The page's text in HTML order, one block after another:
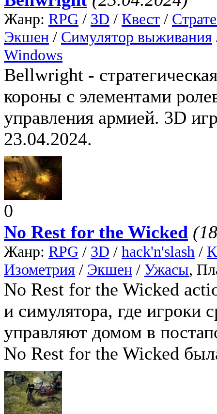
Жанр: RPG / 3D / Квест /
Экшен / Симулятор выживания
Windows
Bellwright -
короны с элементами
управления армией. 3D
23.04.2024.
0
No Rest for the Wicked
Жанр: RPG / 3D / hack'n'slash /
Изометрия / Экшен / Ужасы,
No Rest for the Wicked
и симулятора, где игроки
управляют домом в
No Rest for the Wicked